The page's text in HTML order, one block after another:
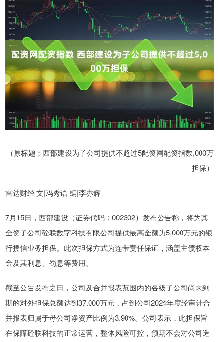
（原标题：西部建设为子公司提供不超过5配资网配资指数,000万
担保）
雷达财经 文|冯秀语 编|李亦辉
7月15日，西部建设（证券代码：002302）发布公告称，将为其
全资子公司砼联数字科技有限公司提供最高金额为5,000万元的银
行授信业务担保。此次担保方式为连带责任保证，涵盖主债权本
金及其利息、罚息等费用。
截至公告发布之日，公司及合并报表范围内的各级子公司尚未到
期的对外担保总额达到37,000万元，占到公司2024年度经审计合
并报表归属于母公司净资产比例为3.90%。公司表示，此担保旨
在保障砼联科技的正常运营，整体风险可控，预期不会对公司造